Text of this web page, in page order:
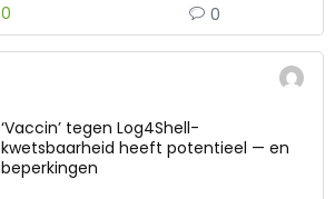
0 0
‘Vaccin’ tegen Log4Shell-
kwetsbaarheid heeft potentieel — en
beperkingen